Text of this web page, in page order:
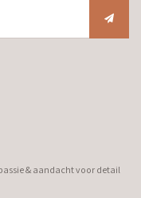
& aandacht voor detail